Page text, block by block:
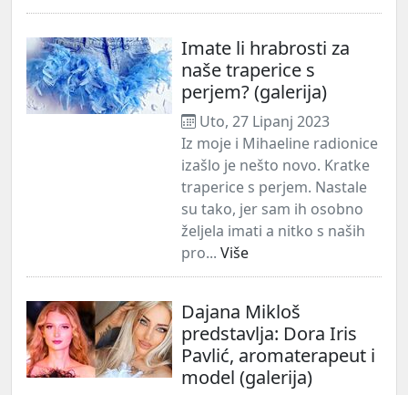
Imate li hrabrosti za
naše traperice s
perjem? (galerija)
Uto, 27 Lipanj 2023
Iz moje i Mihaeline radionice
izašlo je nešto novo. Kratke
traperice s perjem. Nastale
su tako, jer sam ih osobno
željela imati a nitko s naših
pro... Više
Dajana Mikloš
predstavlja: Dora Iris
Pavlić, aromaterapeut i
model (galerija)